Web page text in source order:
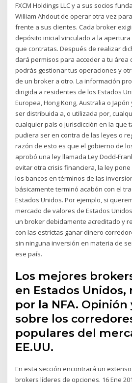
FXCM Holdings LLC y a sus socios
William Ahdout de operar otra vez
frente a sus clientes. Cada broker
depósito inicial vinculado a la
que contratas. Después de realizar
dará permisos para acceder a tu área
podrás gestionar tus operaciones y
de un broker a otro. La información
dirigida a residentes de los Estados
Europea, Hong Kong, Australia o
ser distribuida a, o utilizada por,
cualquier país o jurisdicción en la que
pudiera ser en contra de las leyes o
razón de esto es que el gobierno de
aprobó una ley llamada Ley Dodd-
evitar otra crisis financiera, la ley
los bancos en términos de las
básicamente terminó acabón con el
Estados Unidos. Por ejemplo, si
mercado de valores de Estados
un broker debidamente acreditado y
con las estrictas ganar dinero
sin ninguna inversión en materia de
ese país.
Los mejores
en Estados Unidos,
por la NFA. Opinión
sobre los
populares del
EE.UU.
En esta sección encontrará un
brokers líderes de opciones. 16 Ene